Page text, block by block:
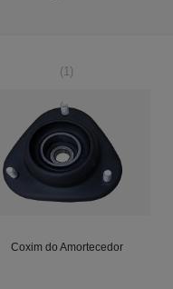
(1)
Coxim do Amortecedor